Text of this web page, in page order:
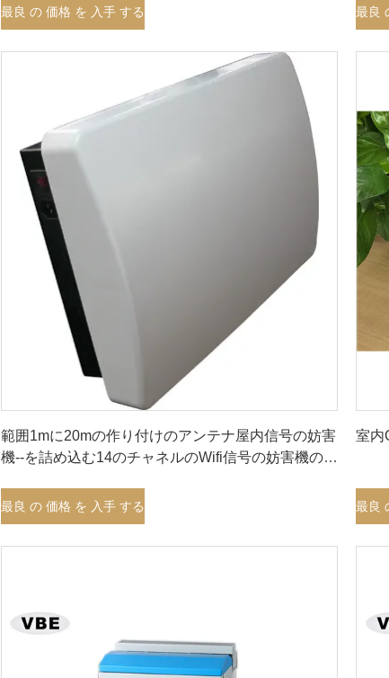
最良 の 価格 を 入手 する 最良
範囲1mに20mの作り付けのアンテナ屋内信号の妨害
機--を詰め込む14のチャネルのWifi信号の妨害機の優
最良 の 価格 を 入手 する
室内
最良